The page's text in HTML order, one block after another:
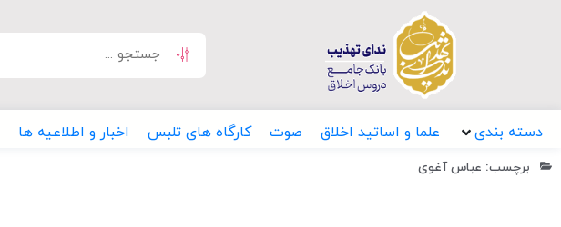
دسته بندی علما و اساتید اخلاق صوت کارگاه های تلبس اخبار و اطلاعیه ها
برچسب: عباس آغوی